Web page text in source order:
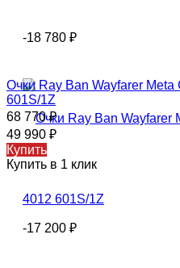
-18 780 ₽
Очки Ray Ban Wayfarer
601S/1Z
68 770₽
49 990 ₽
Купить
Купить в 1 клик
-17 200 ₽